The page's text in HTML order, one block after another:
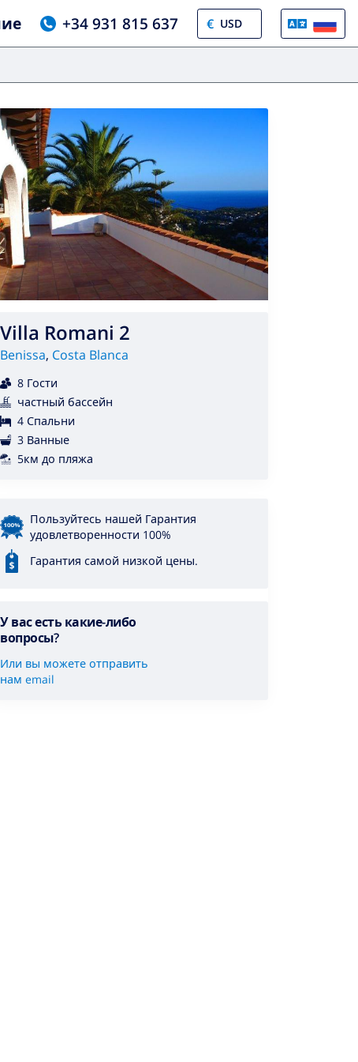
+34 931 815 637 €
Villa Romani 2
Benissa, Costa Blanca
8 Гости
частный бассейн
4 Спальни
3 Ванные
5км до пляжа
Пользуйтесь нашей Гарантия
удовлетворенности 100%
Гарантия самой низкой цены.
У вас есть какие-либо
вопросы?
Или вы можете отправить
нам email